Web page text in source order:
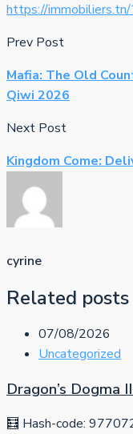
https://
Prev Post
Mafia: The Old
Qiwi 2026
Next Post
Kingdom Come:
cyrine
Related posts
07/08/2026
Uncategorized
Dragon’s Dogma
🧮 Hash-code: